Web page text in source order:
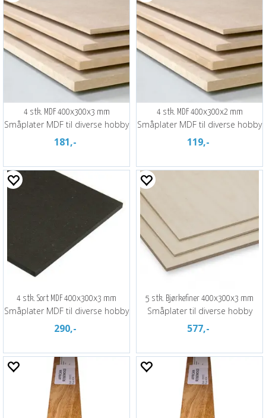
4 stk. MDF 400x300x3 mm
Småplater MDF til diverse hobby
181,-
4 stk. MDF 400x300x2 mm
Småplater MDF til diverse hobby
119,-
4 stk. Sort MDF 400x300x3 mm
Småplater MDF til diverse hobby
290,-
5 stk. Bjørkefiner 400x300x3 mm
Småplater til diverse hobby
577,-